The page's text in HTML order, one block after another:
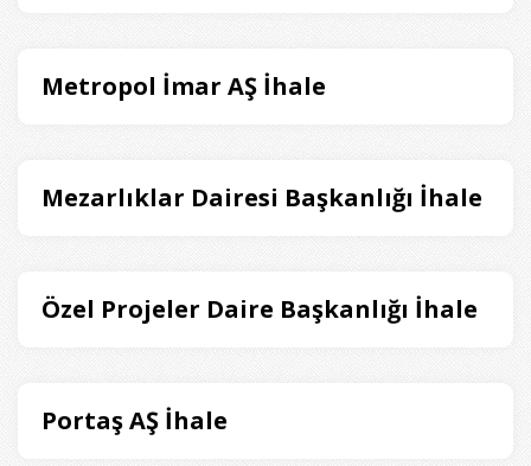
Metropol İmar AŞ İhale
Mezarlıklar Dairesi Başkanlığı İhale
Özel Projeler Daire Başkanlığı İhale
Portaş AŞ İhale